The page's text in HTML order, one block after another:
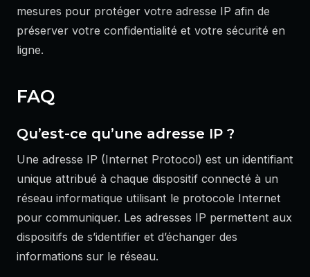
mesures pour protéger votre adresse IP afin de
préserver votre confidentialité et votre sécurité en
ligne.
FAQ
Qu’est-ce qu’une adresse IP ?
Une adresse IP (Internet Protocol) est un identifiant
unique attribué à chaque dispositif connecté à un
réseau informatique utilisant le protocole Internet
pour communiquer. Les adresses IP permettent aux
dispositifs de s’identifier et d’échanger des
informations sur le réseau.